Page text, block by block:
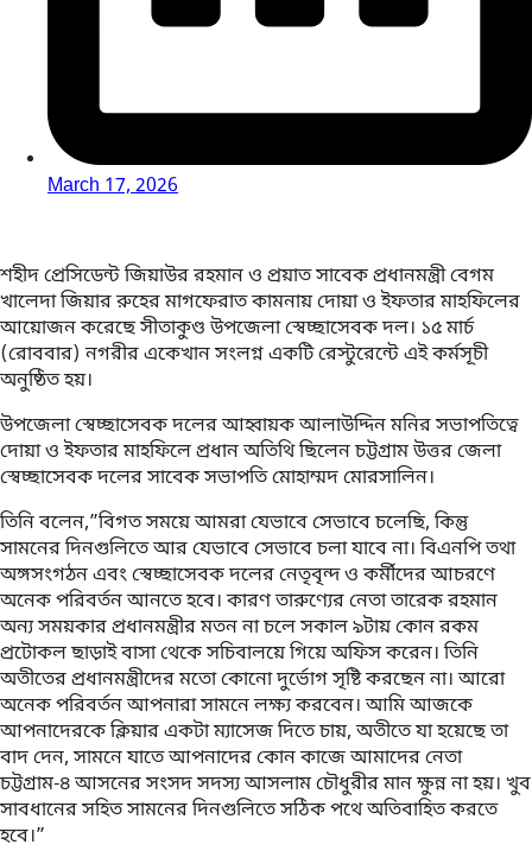
March 17, 2026
শহীদ প্রেসিডেন্ট জিয়াউর রহমান ও প্রয়াত সাবেক প্রধানমন্ত্রী বেগম
খালেদা জিয়ার রুহের মাগফেরাত কামনায় দোয়া ও ইফতার মাহফিলের
আয়োজন করেছে সীতাকুণ্ড উপজেলা স্বেচ্ছাসেবক দল। ১৫ মার্চ
(রোববার) নগরীর একেখান সংলগ্ন একটি রেস্টুরেন্টে এই কর্মসূচী
অনুষ্ঠিত হয়।
উপজেলা স্বেচ্ছাসেবক দলের আহ্বায়ক আলাউদ্দিন মনির সভাপতিত্বে
দোয়া ও ইফতার মাহফিলে প্রধান অতিথি ছিলেন চট্টগ্রাম উত্তর জেলা
স্বেচ্ছাসেবক দলের সাবেক সভাপতি মোহাম্মদ মোরসালিন।
তিনি বলেন,”বিগত সময়ে আমরা যেভাবে সেভাবে চলেছি, কিন্তু
সামনের দিনগুলিতে আর যেভাবে সেভাবে চলা যাবে না। বিএনপি তথা
অঙ্গসংগঠন এবং স্বেচ্ছাসেবক দলের নেতৃবৃন্দ ও কর্মীদের আচরণে
অনেক পরিবর্তন আনতে হবে। কারণ তারুণ্যের নেতা তারেক রহমান
অন্য সময়কার প্রধানমন্ত্রীর মতন না চলে সকাল ৯টায় কোন রকম
প্রটোকল ছাড়াই বাসা থেকে সচিবালয়ে গিয়ে অফিস করেন। তিনি
অতীতের প্রধানমন্ত্রীদের মতো কোনো দুর্ভোগ সৃষ্টি করছেন না। আরো
অনেক পরিবর্তন আপনারা সামনে লক্ষ্য করবেন। আমি আজকে
আপনাদেরকে ক্লিয়ার একটা ম্যাসেজ দিতে চায়, অতীতে যা হয়েছে তা
বাদ দেন, সামনে যাতে আপনাদের কোন কাজে আমাদের নেতা
চট্টগ্রাম-৪ আসনের সংসদ সদস্য আসলাম চৌধুরীর মান ক্ষুন্ন না হয়। খুব
সাবধানের সহিত সামনের দিনগুলিতে সঠিক পথে অতিবাহিত করতে
হবে।”